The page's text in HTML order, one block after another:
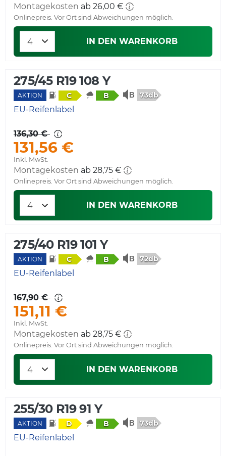
Montagekosten ab 26,00 €
Onlinepreis. Vor Ort sind Abweichungen möglich.
IN DEN WARENKORB
275/45 R19 108 Y
AKTION C B 73db
EU-Reifenlabel
136,30 €
131,56 €
Inkl. MwSt.
Montagekosten ab 28,75 €
Onlinepreis. Vor Ort sind Abweichungen möglich.
IN DEN WARENKORB
275/40 R19 101 Y
AKTION C B 72db
EU-Reifenlabel
167,90 €
151,11 €
Inkl. MwSt.
Montagekosten ab 28,75 €
Onlinepreis. Vor Ort sind Abweichungen möglich.
IN DEN WARENKORB
255/30 R19 91 Y
AKTION D B 73db
EU-Reifenlabel